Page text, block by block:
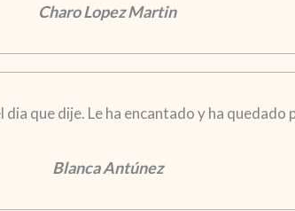
Charo Lopez Martin
que dije. Le ha encantado y ha
Blanca Antúnez